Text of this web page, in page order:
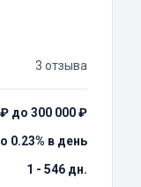
3 отзыва
до 300 000 ₽
0.23% в день
1 - 546 дн.